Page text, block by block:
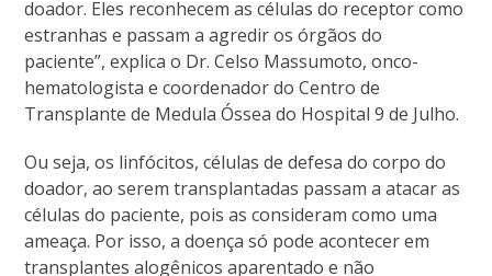
doador. Eles reconhecem as células do receptor como
estranhas e passam a agredir os órgãos do
paciente”, explica o Dr. Celso Massumoto, onco-
hematologista e coordenador do Centro de
Transplante de Medula Óssea do Hospital 9 de Julho.
Ou seja, os linfócitos, células de defesa do corpo do
doador, ao serem transplantadas passam a atacar as
células do paciente, pois as consideram como uma
ameaça. Por isso, a doença só pode acontecer em
transplantes alogênicos aparentado e não